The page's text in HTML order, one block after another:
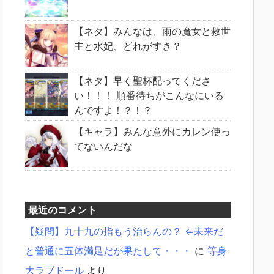
【ネタ】みんなは、雨の魔女と救世
主と水妃、どれがすき？
【ネタ】早く聖杯配ってくださ
い！！！ 順番待ちがこんなにいる
んですよ！？！？
【キャラ】みんな意外にカレン使っ
てないんだな
最近のコメント
【疑問】九十九の指もう治らんの？ ⇐未来だ
と普通に五体満足だが果たして・・・ に 等身
大ラブドール より